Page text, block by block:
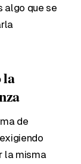
algo que se
la
de
la misma